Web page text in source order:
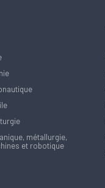
métallurgie,
et robotique